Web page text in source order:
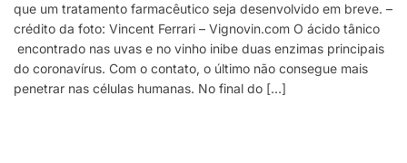
que um tratamento farmacêutico seja desenvolvido em breve. –
crédito da foto: Vincent Ferrari – Vignovin.com O ácido tânico
encontrado nas uvas e no vinho inibe duas enzimas principais
do coronavírus. Com o contato, o último não consegue mais
penetrar nas células humanas. No final do […]